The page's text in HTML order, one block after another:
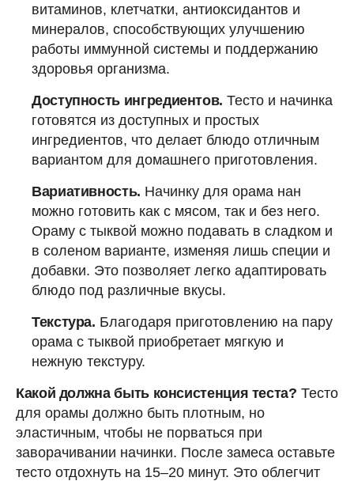
витаминов, клетчатки, антиоксидантов и
минералов, способствующих улучшению
работы иммунной системы и поддержанию
здоровья организма.
Доступность ингредиентов. Тесто и начинка
готовятся из доступных и простых
ингредиентов, что делает блюдо отличным
вариантом для домашнего приготовления.
Вариативность. Начинку для орама нан
можно готовить как с мясом, так и без него.
Ораму с тыквой можно подавать в сладком и
в соленом варианте, изменяя лишь специи и
добавки. Это позволяет легко адаптировать
блюдо под различные вкусы.
Текстура. Благодаря приготовлению на пару
орама с тыквой приобретает мягкую и
нежную текстуру.
Какой должна быть консистенция теста? Тесто
для орамы должно быть плотным, но
эластичным, чтобы не порваться при
заворачивании начинки. После замеса оставьте
тесто отдохнуть на 15–20 минут. Это облегчит